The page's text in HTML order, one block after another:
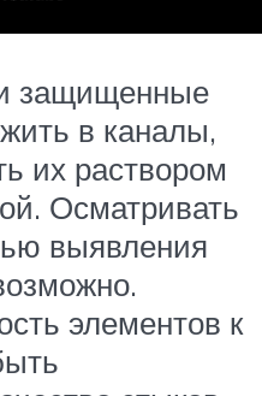
защищенные
в каналы,
их раствором
Осматривать
выявления
элементов к